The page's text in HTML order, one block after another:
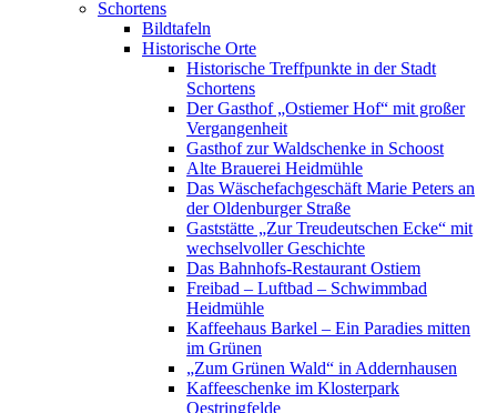
Schortens
Bildtafeln
Historische Orte
Historische Treffpunkte in der Stadt
Schortens
Der Gasthof „Ostiemer Hof“ mit großer
Vergangenheit
Gasthof zur Waldschenke in Schoost
Alte Brauerei Heidmühle
Das Wäschefachgeschäft Marie Peters an
der Oldenburger Straße
Gaststätte „Zur Treudeutschen Ecke“ mit
wechselvoller Geschichte
Das Bahnhofs-Restaurant Ostiem
Freibad – Luftbad – Schwimmbad
Heidmühle
Kaffeehaus Barkel – Ein Paradies mitten
im Grünen
„Zum Grünen Wald“ in Addernhausen
Kaffeeschenke im Klosterpark
Oestringfelde